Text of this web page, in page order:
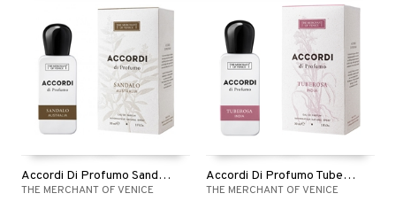
Accordi Di Profumo Sandalo Australia - Edp
THE MERCHANT OF VENICE
Accordi Di Profumo Tuberosa India - Eau de parfum
THE MERCHANT OF VENICE